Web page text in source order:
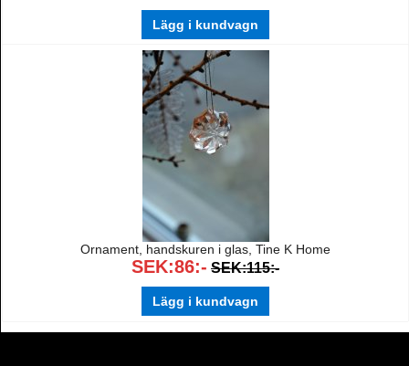
Lägg i kundvagn
Ornament, handskuren i glas, Tine K Home
SEK:86:- SEK:115:-
Lägg i kundvagn